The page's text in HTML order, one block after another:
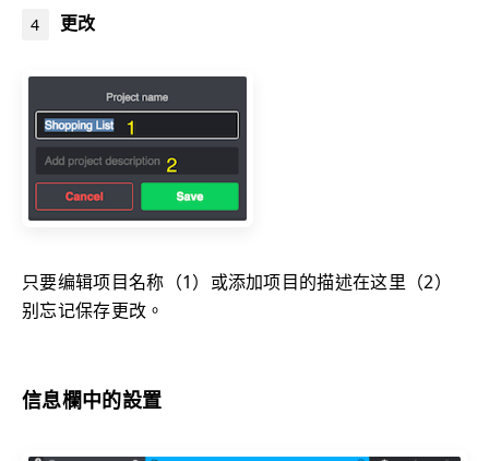
更改
只要编辑项目名称（1）或添加项目的描述在这里（2）
别忘记保存更改。
信息欄中的設置